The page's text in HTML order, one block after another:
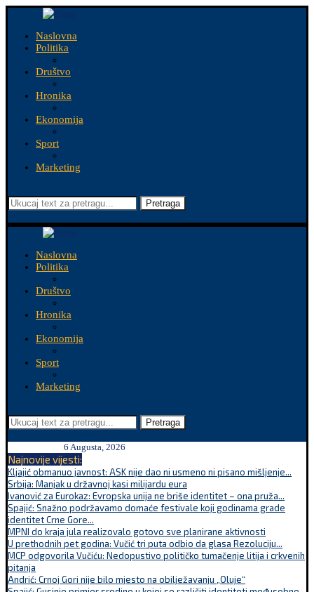
Naslovna
Politika
Društvo
Hronika
Ekonomija
Sport
Marketing
Pretraga
Naslovna
Politika
Društvo
Hronika
Ekonomija
Sport
Marketing
Pretraga
6 Augusta, 2026
Najnovije vijesti:
Kljajić obmanuo javnost: ASK nije dao ni usmeno ni pisano mišljenje...
Srbija: Manjak u državnoj kasi milijardu eura
Ivanović za Eurokaz: Evropska unija ne briše identitet – ona pruža...
Spajić: Snažno podržavamo domaće festivale koji godinama grade
identitet Crne Gore...
MPNI do kraja jula realizovalo gotovo sve planirane aktivnosti
U prethodnih pet godina: Vučić tri puta odbio da glasa Rezoluciju...
MCP odgovorila Vučiću: Nedopustivo političko tumačenje litija i crkvenih
pitanja
Andrić: Crnoj Gori nije bilo mjesto na obilježavanju „Oluje“